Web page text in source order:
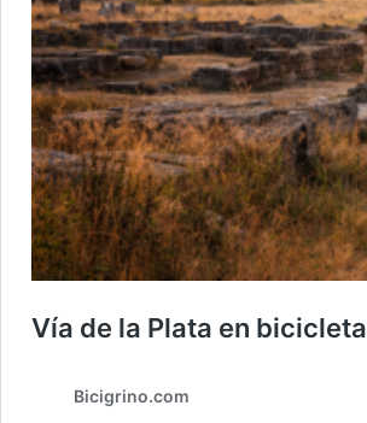
Vía de la Plata en bicicleta
Bicigrino.com